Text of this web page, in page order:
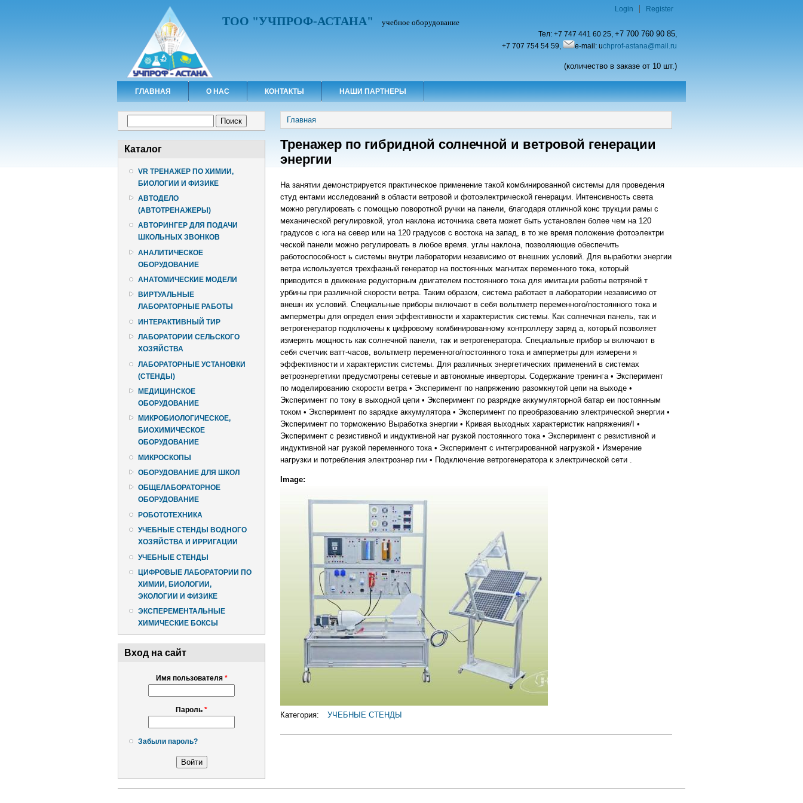
ТОО "УЧПРОФ-АСТАНА" учебное оборудование
Тел: +7 747 441 60 25, +7 700 760 90 85,
+7 707 754 54 59,
e-mail: uchprof-astana@mail.ru
(количество в заказе от 10 шт.)
Login Register
ГЛАВНАЯ О НАС КОНТАКТЫ НАШИ ПАРТНЕРЫ
Каталог
VR ТРЕНАЖЕР ПО ХИМИИ,
БИОЛОГИИ И ФИЗИКЕ
АВТОДЕЛО
(АВТОТРЕНАЖЕРЫ)
АВТОРИНГЕР ДЛЯ ПОДАЧИ
ШКОЛЬНЫХ ЗВОНКОВ
АНАЛИТИЧЕСКОЕ
ОБОРУДОВАНИЕ
АНАТОМИЧЕСКИЕ МОДЕЛИ
ВИРТУАЛЬНЫЕ
ЛАБОРАТОРНЫЕ РАБОТЫ
ИНТЕРАКТИВНЫЙ ТИР
ЛАБОРАТОРИИ СЕЛЬСКОГО
ХОЗЯЙСТВА
ЛАБОРАТОРНЫЕ УСТАНОВКИ
(СТЕНДЫ)
МЕДИЦИНСКОЕ
ОБОРУДОВАНИЕ
МИКРОБИОЛОГИЧЕСКОЕ,
БИОХИМИЧЕСКОЕ
ОБОРУДОВАНИЕ
МИКРОСКОПЫ
ОБОРУДОВАНИЕ ДЛЯ ШКОЛ
ОБЩЕЛАБОРАТОРНОЕ
ОБОРУДОВАНИЕ
РОБОТОТЕХНИКА
УЧЕБНЫЕ СТЕНДЫ ВОДНОГО
ХОЗЯЙСТВА И ИРРИГАЦИИ
УЧЕБНЫЕ СТЕНДЫ
ЦИФРОВЫЕ ЛАБОРАТОРИИ ПО
ХИМИИ, БИОЛОГИИ,
ЭКОЛОГИИ И ФИЗИКЕ
ЭКСПЕРЕМЕНТАЛЬНЫЕ
ХИМИЧЕСКИЕ БОКСЫ
Вход на сайт
Имя пользователя *
Пароль *
Забыли пароль?
Вы здесь
Главная
Тренажер по гибридной солнечной и ветровой генерации
энергии
На занятии демонстрируется практическое применение такой комбинированной системы для проведения
студ ентами исследований в области ветровой и фотоэлектрической генерации. Интенсивность света
можно регулировать с помощью поворотной ручки на панели, благодаря отличной конс трукции рамы с
механической регулировкой, угол наклона источника света может быть установлен более чем на 120
градусов с юга на север или на 120 градусов с востока на запад, в то же время положение фотоэлектри
ческой панели можно регулировать в любое время. углы наклона, позволяющие обеспечить
работоспособност ь системы внутри лаборатории независимо от внешних условий. Для выработки энергии
ветра используется трехфазный генератор на постоянных магнитах переменного тока, который
приводится в движение редукторным двигателем постоянного тока для имитации работы ветряной т
урбины при различной скорости ветра. Таким образом, система работает в лаборатории независимо от
внешн их условий. Специальные приборы включают в себя вольтметр переменного/постоянного тока и
амперметры для определ ения эффективности и характеристик системы. Как солнечная панель, так и
ветрогенератор подключены к цифровому комбинированному контроллеру заряд а, который позволяет
измерять мощность как солнечной панели, так и ветрогенератора. Специальные прибор ы включают в
себя счетчик ватт-часов, вольтметр переменного/постоянного тока и амперметры для измерени я
эффективности и характеристик системы. Для различных энергетических применений в системах
ветроэнергетики предусмотрены сетевые и автономные инверторы. Содержание тренинга • Эксперимент
по моделированию скорости ветра • Эксперимент по напряжению разомкнутой цепи на выходе •
Эксперимент по току в выходной цепи • Эксперимент по разрядке аккумуляторной батар еи постоянным
током • Эксперимент по зарядке аккумулятора • Эксперимент по преобразованию электрической энергии •
Эксперимент по торможению Выработка энергии • Кривая выходных характеристик напряжения/I •
Эксперимент с резистивной и индуктивной наг рузкой постоянного тока • Эксперимент с резистивной и
индуктивной наг рузкой переменного тока • Эксперимент с интегрированной нагрузкой • Измерение
нагрузки и потребления электроэнер гии • Подключение ветрогенератора к электрической сети .
Image:
Категория: УЧЕБНЫЕ СТЕНДЫ